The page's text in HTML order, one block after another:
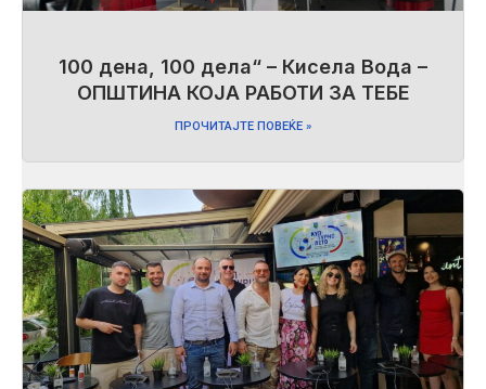
100 дена, 100 дела“ – Кисела Вода –
ОПШТИНА КОЈА РАБОТИ ЗА ТЕБЕ
ПРОЧИТАЈТЕ ПОВЕЌЕ »